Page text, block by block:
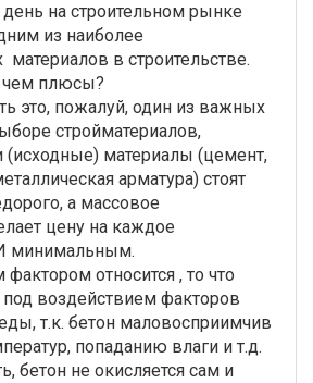
на строительном рынке
из наиболее
в строительстве.
плюсы?
это, пожалуй, один из важных
стройматериалов,
(исходные) материалы (цемент,
арматура) стоят
а массовое
цену на каждое
минимальным.
относится , то что
воздействием факторов
т.к. бетон маловосприимчив
попаданию влаги и т.д.
бетон не окисляется сам и